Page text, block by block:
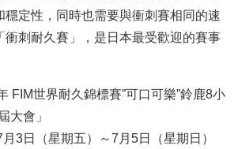
穩定性，同時也需要與衝刺賽相同的速
衝刺耐久賽」，是日本最受歡迎的賽事
FIM世界耐久錦標賽”可口可樂”鈴鹿8小
大會」
3日（星期五）～7月5日（星期日）